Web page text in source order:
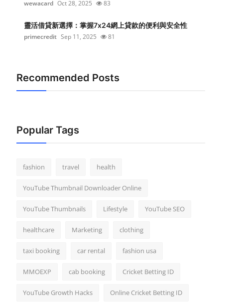
wewacard Oct 28, 2025 83
靈活借貸新選擇：掌握7x24網上貸款的便利與安全性
primecredit Sep 11, 2025 81
Recommended Posts
Popular Tags
fashion travel health
YouTube Thumbnail Downloader Online
YouTube Thumbnails Lifestyle YouTube SEO
healthcare Marketing clothing
taxi booking car rental fashion usa
MMOEXP cab booking Cricket Betting ID
YouTube Growth Hacks Online Cricket Betting ID